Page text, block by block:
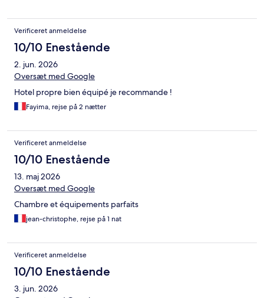
Verificeret anmeldelse
10/10 Enestående
2. jun. 2026
Oversæt med Google
Hotel propre bien équipé je recommande !
Fayima, rejse på 2 nætter
Verificeret anmeldelse
10/10 Enestående
13. maj 2026
Oversæt med Google
Chambre et équipements parfaits
jean-christophe, rejse på 1 nat
Verificeret anmeldelse
10/10 Enestående
3. jun. 2026